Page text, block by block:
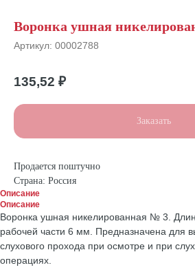
Воронка ушная
Артикул: 00002788
135,52 ₽
Заказать
Продается поштучно
Страна: Россия
Описание
Описание
Воронка ушная никелированная № 3.
рабочей части 6 мм. Предназначена для
слухового прохода при осмотре и при
операциях.